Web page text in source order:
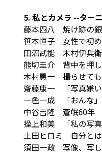
5. 私とカメラ --ター
藤本四八 焼け跡の
笹本恒子 女性で初
田沼武能 木村伊兵
熊切圭介 背中を押
木村惠一 撮らせても
齋藤康一 「写真嫌い
一色一成 「おんな
中谷吉隆 蒼氓60年
操上和美 「私の写
土田ヒロミ 自分と
須田一政 写像、写